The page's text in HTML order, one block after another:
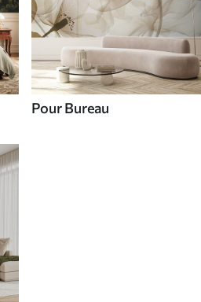
Pour Bureau